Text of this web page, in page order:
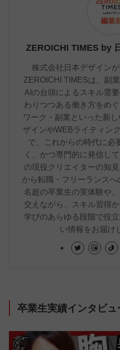
ZEROICHI TIMES by
株式会社日本デザイン
ZEROICHI TIMESは、副
AIの台頭によるスキル需
わりつつある働き方をめ
ワーク・副業といった新
ザインやWEBライティン
で、これからの時代に必
く、かつ専門的に発信し
の現役クリエイターの知
から転職・フリーランス
名超の卒業生の実体験や
交えながら、スキル習得
学びのあらゆる段階で役
い情報をお届け
卒業生実績インタビュ